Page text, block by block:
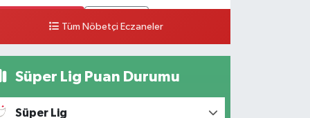
Tüm Nöbetçi Eczaneler
Süper Lig Puan Durumu
Süper Lig